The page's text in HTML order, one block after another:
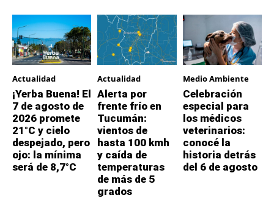
Actualidad
¡Yerba Buena! El
7 de agosto de
2026 promete
21°C y cielo
despejado, pero
ojo: la mínima
será de 8,7°C
Actualidad
Alerta por
frente frío en
Tucumán:
vientos de
hasta 100 kmh
y caída de
temperaturas
de más de 5
grados
Medio Ambiente
Celebración
especial para
los médicos
veterinarios:
conocé la
historia detrás
del 6 de agosto